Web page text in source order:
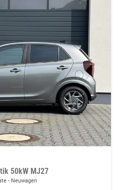
50kW MJ27
Neuwagen